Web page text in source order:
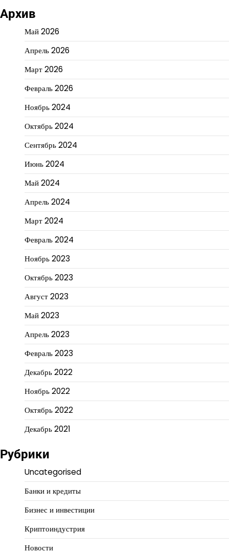
Архив
Май 2026
Апрель 2026
Март 2026
Февраль 2026
Ноябрь 2024
Октябрь 2024
Сентябрь 2024
Июнь 2024
Май 2024
Апрель 2024
Март 2024
Февраль 2024
Ноябрь 2023
Октябрь 2023
Август 2023
Май 2023
Апрель 2023
Февраль 2023
Декабрь 2022
Ноябрь 2022
Октябрь 2022
Декабрь 2021
Рубрики
Uncategorised
Банки и кредиты
Бизнес и инвестиции
Криптоиндустрия
Новости